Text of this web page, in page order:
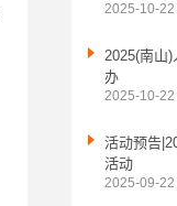
2025-10-22
 2025(南山
办
2025-10-22
 活动预告
活动
2025-09-22